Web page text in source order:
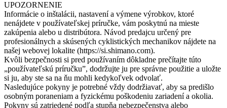
UPOZORNENIE
Informácie o inštalácii, nastavení a výmene výrobkov, ktoré
nenájdete v používateľskej príručke, vám poskytnú na mieste
zakúpenia alebo u distribútora. Návod predajcu určený pre
profesionálnych a skúsených cyklistických mechanikov nájdete na
našej webovej lokalite (https://si.shimano.com).
Kvôli bezpečnosti si pred používaním dôkladne prečítajte túto
„používateľskú príručku”, dodržujte ju pre správne použitie a uložte
si ju, aby ste sa na ňu mohli kedykoľvek odvolať.
Nasledujúce pokyny je potrebné vždy dodržiavať, aby sa predišlo
osobným poraneniam a fyzickému poškodeniu zariadení a okolia.
Pokyny sú zatriedené podľa stupňa nebezpečenstva alebo